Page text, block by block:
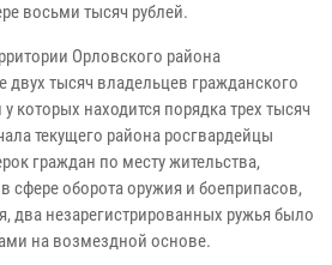
восьми тысяч рублей.
Орловского района
двух тысяч владельцев гражданского
которых находится порядка трех тысяч
текущего района росгвардейцы
граждан по месту жительства,
сфере оборота оружия и боеприпасов,
два незарегистрированных ружья было
на возмездной основе.